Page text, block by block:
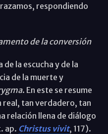
respondiendo
de la conversión
la escucha y de la
de la muerte y
. En este se resume
tan verdadero, tan
relación llena de diálogo
ap. Christus vivit, 117).